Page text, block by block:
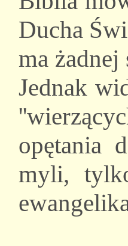
Ducha
ma
Jednak
opętania
myli,